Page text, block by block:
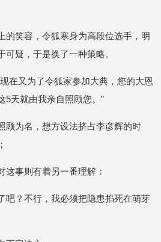
的笑容，令狐寒身为高段位选手，明
疑，于是换了一种策略。
在又为了令狐家参加大典，您的大恩
5天就由我亲自照顾您。”
顾为名，想方设法挤占李彦辉的时
这事则有着另一番理解：
吧？不行，我必须把隐患掐死在萌芽